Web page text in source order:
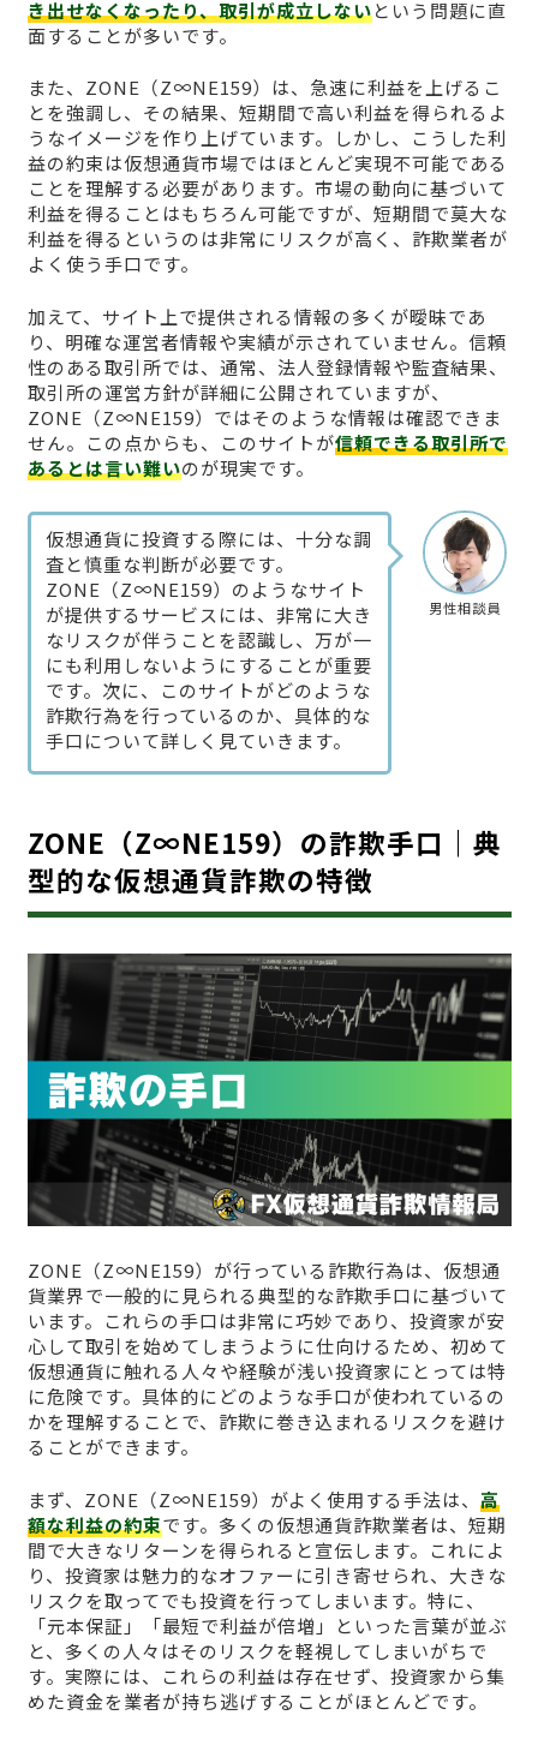
き出せなくなったり、取引が成立しないという問題に直
面することが多いです。
また、ZONE（Z∞NE159）は、急速に利益を上げるこ
とを強調し、その結果、短期間で高い利益を得られるよ
うなイメージを作り上げています。しかし、こうした利
益の約束は仮想通貨市場ではほとんど実現不可能である
ことを理解する必要があります。市場の動向に基づいて
利益を得ることはもちろん可能ですが、短期間で莫大な
利益を得るというのは非常にリスクが高く、詐欺業者が
よく使う手口です。
加えて、サイト上で提供される情報の多くが曖昧であ
り、明確な運営者情報や実績が示されていません。信頼
性のある取引所では、通常、法人登録情報や監査結果、
取引所の運営方針が詳細に公開されていますが、
ZONE（Z∞NE159）ではそのような情報は確認できま
せん。この点からも、このサイトが信頼できる取引所で
あるとは言い難いのが現実です。
男性相談員
仮想通貨に投資する際には、十分な調
査と慎重な判断が必要です。
ZONE（Z∞NE159）のようなサイト
が提供するサービスには、非常に大き
なリスクが伴うことを認識し、万が一
にも利用しないようにすることが重要
です。次に、このサイトがどのような
詐欺行為を行っているのか、具体的な
手口について詳しく見ていきます。
ZONE（Z∞NE159）の詐欺手口｜典
型的な仮想通貨詐欺の特徴
ZONE（Z∞NE159）が行っている詐欺行為は、仮想通
貨業界で一般的に見られる典型的な詐欺手口に基づいて
います。これらの手口は非常に巧妙であり、投資家が安
心して取引を始めてしまうように仕向けるため、初めて
仮想通貨に触れる人々や経験が浅い投資家にとっては特
に危険です。具体的にどのような手口が使われているの
かを理解することで、詐欺に巻き込まれるリスクを避け
ることができます。
まず、ZONE（Z∞NE159）がよく使用する手法は、 高
額な利益の約束です。多くの仮想通貨詐欺業者は、短期
間で大きなリターンを得られると宣伝します。これによ
り、投資家は魅力的なオファーに引き寄せられ、大きな
リスクを取ってでも投資を行ってしまいます。特に、
「元本保証」「最短で利益が倍増」といった言葉が並ぶ
と、多くの人々はそのリスクを軽視してしまいがちで
す。実際には、これらの利益は存在せず、投資家から集
めた資金を業者が持ち逃げすることがほとんどです。